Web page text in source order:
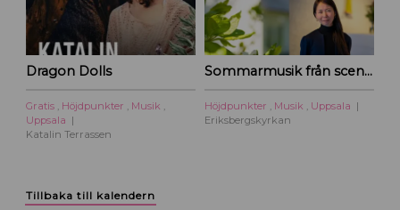
Dragon Dolls
Gratis , Höjdpunkter , Musik ,
Uppsala
Katalin Terrassen
Sommarmusik från scen och film
Höjdpunkter , Musik , Uppsala
Eriksbergskyrkan
Tillbaka till kalendern